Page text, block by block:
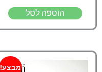
הוספה לסל
מבצע!